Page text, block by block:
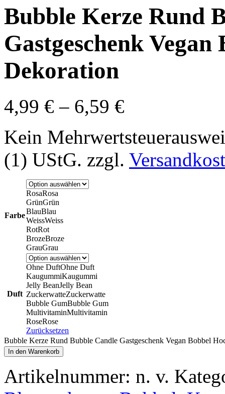
Bubble Kerze Rund
Gastgeschenk Vegan
Dekoration
4,99 € – 6,59 €
Kein
(1) UStG. zzgl.
Farbe
RosaRosa
GrünGrün
BlauBlau
WeissWeiss
RotRot
BrozeBroze
GrauGrau
Duft
Ohne DuftOhne Duft
KaugummiKaugummi
Jelly BeanJelly Bean
ZuckerwatteZuckerwatte
Bubble GumBubble Gum
MultivitaminMultivitamin
RoseRose
Zurücksetzen
Bubble Kerze Rund Bubble Candle Gastgeschenk Vegan Bobbel
In den Warenkorb
Artikelnummer: n. v.